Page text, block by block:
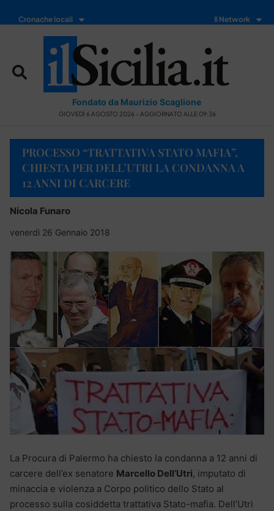
Cronache locali Il Network
Fondato da Maurizio Scaglione
GIOVEDÌ 6 AGOSTO 2026 - AGGIORNATO ALLE 09:36
PROCESSO “TRATTATIVA STATO MAFIA”,
CHIESTA PER DELL’UTRI LA CONDANNA A
12 ANNI DI CARCERE
Nicola Funaro
venerdì 26 Gennaio 2018
La Procura di Palermo ha chiesto la condanna a 12 anni di
carcere dell’ex senatore Marcello Dell’Utri, imputato di
minaccia e violenza a Corpo politico dello Stato al
processo sulla cosiddetta trattativa Stato-mafia. Dell’Utri